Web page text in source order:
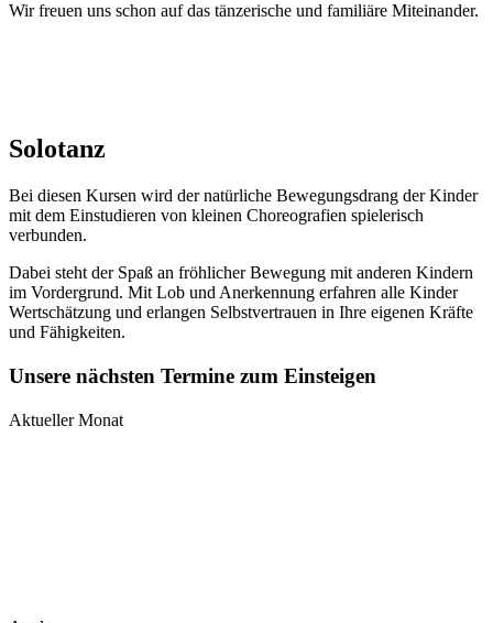
Wir freuen uns schon auf das tänzerische und familiäre Miteinander.
Solotanz
Bei diesen Kursen wird der natürliche Bewegungsdrang der Kinder
mit dem Einstudieren von kleinen Choreografien spielerisch
verbunden.
Dabei steht der Spaß an fröhlicher Bewegung mit anderen Kindern
im Vordergrund. Mit Lob und Anerkennung erfahren alle Kinder
Wertschätzung und erlangen Selbstvertrauen in Ihre eigenen Kräfte
und Fähigkeiten.
Unsere nächsten Termine zum Einsteigen
Aktueller Monat